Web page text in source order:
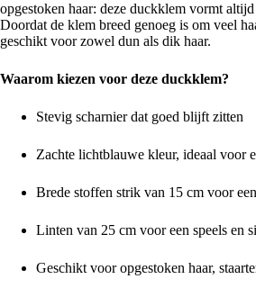
opgestoken haar: deze duckklem vormt
Doordat de klem breed genoeg is om veel
geschikt voor zowel dun als dik haar.
Waarom kiezen voor deze duckklem?
Stevig scharnier dat goed blijft zitten
Zachte lichtblauwe kleur, ideaal voor
Brede stoffen strik van 15 cm voor
Linten van 25 cm voor een speels en
Geschikt voor opgestoken haar,